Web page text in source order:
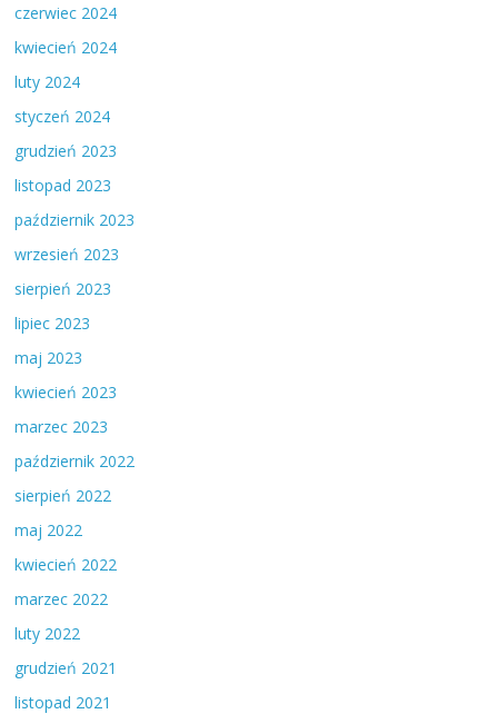
czerwiec 2024
kwiecień 2024
luty 2024
styczeń 2024
grudzień 2023
listopad 2023
październik 2023
wrzesień 2023
sierpień 2023
lipiec 2023
maj 2023
kwiecień 2023
marzec 2023
październik 2022
sierpień 2022
maj 2022
kwiecień 2022
marzec 2022
luty 2022
grudzień 2021
listopad 2021